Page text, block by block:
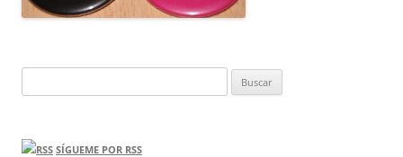
SÍGUEME POR RSS